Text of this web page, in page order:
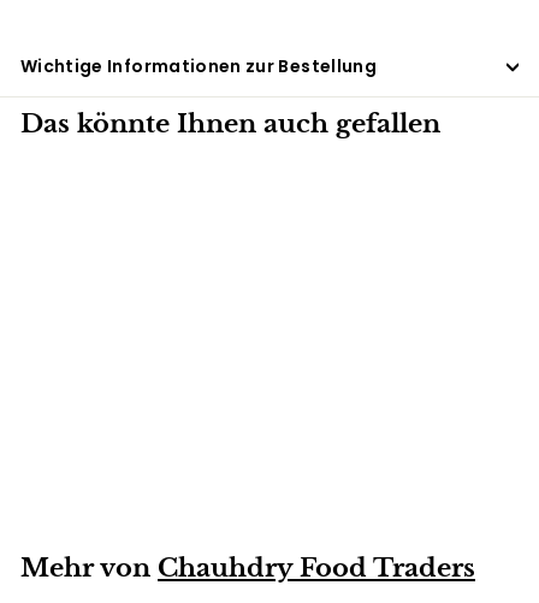
Wichtige Informationen zur Bestellung
Das könnte Ihnen auch gefallen
Mehr von Chauhdry Food Traders